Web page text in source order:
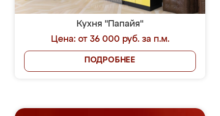
Кухня "Папайя"
Цена: от 36 000 руб. за п.м.
ПОДРОБНЕЕ